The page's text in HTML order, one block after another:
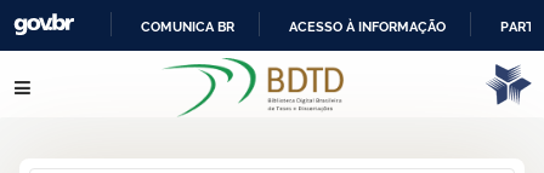
IR
PARA
COMUNICA BR ACESSO À INFORMAÇÃO
Pular para o conteúdo